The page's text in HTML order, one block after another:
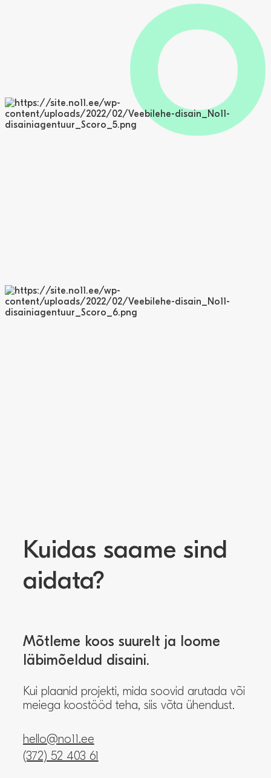
Kuidas saame sind
aidata?
Mõtleme koos suurelt ja loome
läbimõeldud disaini.
Kui plaanid projekti, mida soovid arutada või
meiega koostööd teha, siis võta ühendust.
hello@no11.ee
(372) 52 403 61